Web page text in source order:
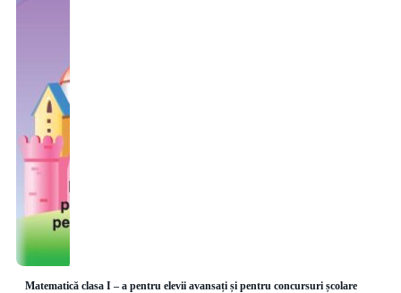
Matematică clasa I – a pentru elevii avansați și pentru concursuri școlare